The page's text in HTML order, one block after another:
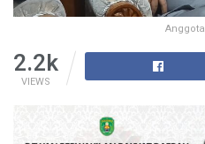
2.2k
VIEWS